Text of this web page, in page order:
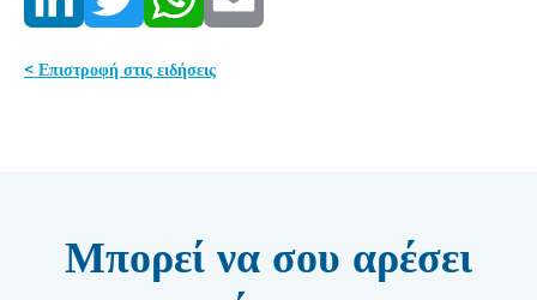
< Επιστροφή στις ειδήσεις
Μπορεί να σου αρέσει